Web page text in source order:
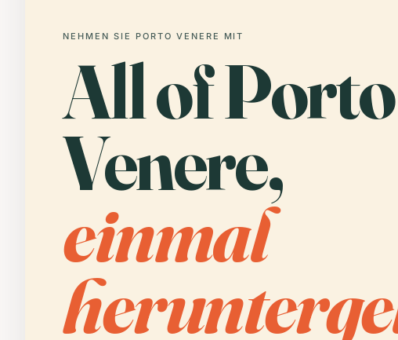
NEHMEN SIE PORTO VENERE MIT
All of Porto
Venere,
einmal